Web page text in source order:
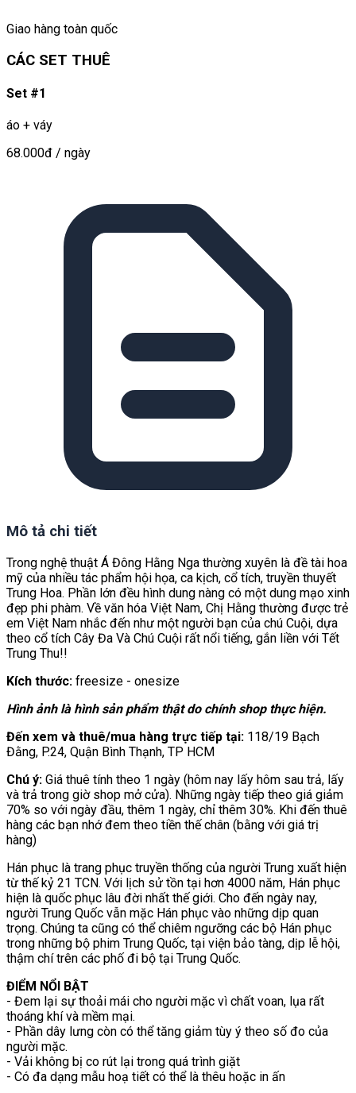
Giao hàng toàn quốc
CÁC SET THUÊ
Set #1
áo + váy
68.000đ / ngày
Mô tả chi tiết
Trong nghệ thuật Á Đông Hằng Nga thường xuyên là đề tài hoa
mỹ của nhiều tác phẩm hội họa, ca kịch, cổ tích, truyền thuyết
Trung Hoa. Phần lớn đều hình dung nàng có một dung mạo xinh
đẹp phi phàm. Về văn hóa Việt Nam, Chị Hằng thường được trẻ
em Việt Nam nhắc đến như một người bạn của chú Cuội, dựa
theo cổ tích Cây Đa Và Chú Cuội rất nổi tiếng, gắn liền với Tết
Trung Thu!!
Kích thước: freesize - onesize
Hình ảnh là hình sản phẩm thật do chính shop thực hiện.
Đến xem và thuê/mua hàng trực tiếp tại: 118/19 Bạch
Đằng, P.24, Quận Bình Thạnh, TP HCM
Chú ý: Giá thuê tính theo 1 ngày (hôm nay lấy hôm sau trả, lấy
và trả trong giờ shop mở cửa). Những ngày tiếp theo giá giảm
70% so với ngày đầu, thêm 1 ngày, chỉ thêm 30%. Khi đến thuê
hàng các bạn nhớ đem theo tiền thế chân (bằng với giá trị
hàng)
Hán phục là trang phục truyền thống của người Trung xuất hiện
từ thế kỷ 21 TCN. Với lịch sử tồn tại hơn 4000 năm, Hán phục
hiện là quốc phục lâu đời nhất thế giới. Cho đến ngày nay,
người Trung Quốc vẫn mặc Hán phục vào những dịp quan
trọng. Chúng ta cũng có thể chiêm ngưỡng các bộ Hán phục
trong những bộ phim Trung Quốc, tại viện bảo tàng, dịp lễ hội,
thậm chí trên các phố đi bộ tại Trung Quốc.
ĐIỂM NỔI BẬT
- Đem lại sự thoải mái cho người mặc vì chất voan, lụa rất
thoáng khí và mềm mại.
- Phần dây lưng còn có thể tăng giảm tùy ý theo số đo của
người mặc.
- Vải không bị co rút lại trong quá trình giặt
- Có đa dạng mẫu hoạ tiết có thể là thêu hoặc in ấn